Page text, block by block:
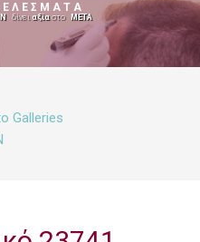
Λ Ε Σ Μ Α Τ Α
δίνει αξίαστο ΜΕΤΑ
Galleries